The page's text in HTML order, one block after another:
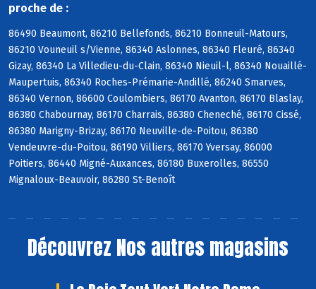
proche de :
86490 Beaumont, 86210 Bellefonds, 86210 Bonneuil-Matours,
86210 Vouneuil s/Vienne, 86340 Aslonnes, 86340 Fleuré, 86340
Gizay, 86340 La Villedieu-du-Clain, 86340 Nieuil-l, 86340 Nouaillé-
Maupertuis, 86340 Roches-Prémarie-Andillé, 86240 Smarves,
86340 Vernon, 86600 Coulombiers, 86170 Avanton, 86170 Blaslay,
86380 Chabournay, 86170 Charrais, 86380 Cheneché, 86170 Cissé,
86380 Marigny-Brizay, 86170 Neuville-de-Poitou, 86380
Vendeuvre-du-Poitou, 86190 Villiers, 86170 Yversay, 86000
Poitiers, 86440 Migné-Auxances, 86180 Buxerolles, 86550
Mignaloux-Beauvoir, 86280 St-Benoît
Découvrez Nos autres magasins